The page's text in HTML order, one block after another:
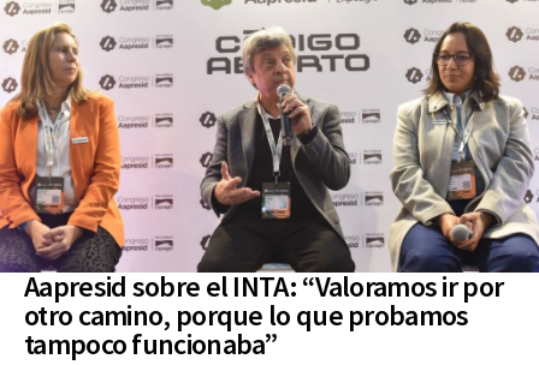
Aapresid sobre el INTA: “Valoramos ir por
otro camino, porque lo que probamos
tampoco funcionaba”